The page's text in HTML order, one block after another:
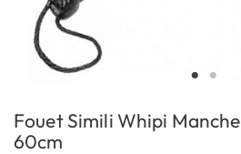
Fouet Simili Whipi Manche
60cm